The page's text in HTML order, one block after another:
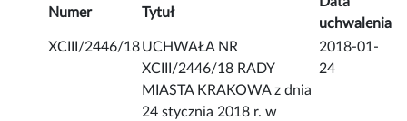
Numer Tytuł
uchwalenia
XCIII/2446/18UCHWAŁA NR
XCIII/2446/18 RADY
MIASTA KRAKOWA z dnia
24 stycznia 2018 r. w
2018-01-
24